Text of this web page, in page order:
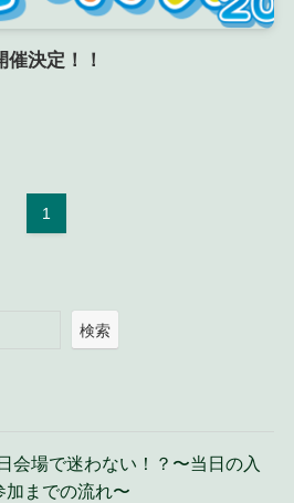
決定！！
1
検索
会場で迷わない！？〜当日の入
加までの流れ〜